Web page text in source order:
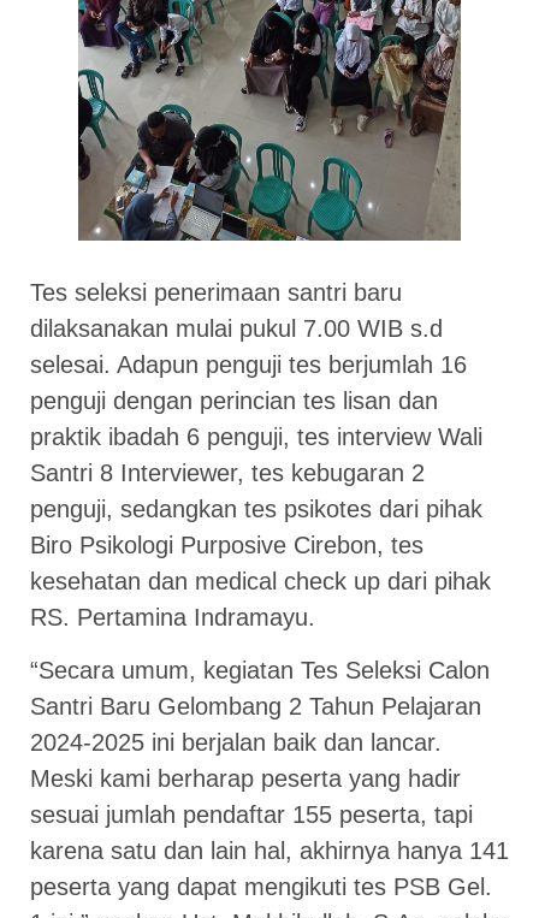
Tes seleksi penerimaan santri baru
dilaksanakan mulai pukul 7.00 WIB s.d
selesai. Adapun penguji tes berjumlah 16
penguji dengan perincian tes lisan dan
praktik ibadah 6 penguji, tes interview Wali
Santri 8 Interviewer, tes kebugaran 2
penguji, sedangkan tes psikotes dari pihak
Biro Psikologi Purposive Cirebon, tes
kesehatan dan medical check up dari pihak
RS. Pertamina Indramayu.
“Secara umum, kegiatan Tes Seleksi Calon
Santri Baru Gelombang 2 Tahun Pelajaran
2024-2025 ini berjalan baik dan lancar.
Meski kami berharap peserta yang hadir
sesuai jumlah pendaftar 155 peserta, tapi
karena satu dan lain hal, akhirnya hanya 141
peserta yang dapat mengikuti tes PSB Gel.